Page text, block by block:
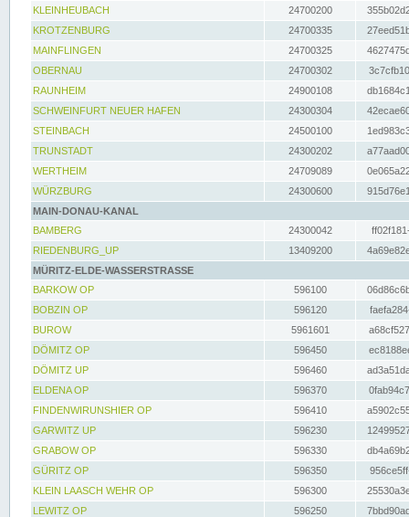
KLEINHEUBACH 24700200
KROTZENBURG
24700335
MAINFLINGEN
24700325
OBERNAU
24700302
RAUNHEIM
24900108
SCHWEINFURT NEUER HAFEN
24300304
STEINBACH
24500100
TRUNSTADT
24300202
WERTHEIM
24709089
WÜRZBURG
24300600
MAIN-DONAU-KANAL
BAMBERG
24300042
RIEDENBURG_UP
13409200
MÜRITZ-ELDE-WASSERSTRASSE
BARKOW OP
596100
BOBZIN OP
596120
BUROW
5961601
DÖMITZ OP
596450
DÖMITZ UP
596460
ELDENA OP
596370
FINDENWIRUNSHIER OP
596410
GARWITZ UP
596230
GRABOW OP
596330
GÜRITZ OP
596350
KLEIN LAASCH WEHR OP
596300
LEWITZ OP
596250